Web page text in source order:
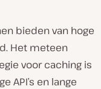
bieden van hoge
Het meteen
voor caching is
API’s en lange